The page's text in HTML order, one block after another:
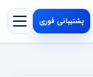
پشتیبانی فوری